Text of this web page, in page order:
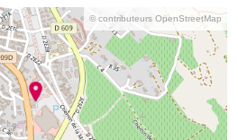
© contributeurs OpenStreetMap